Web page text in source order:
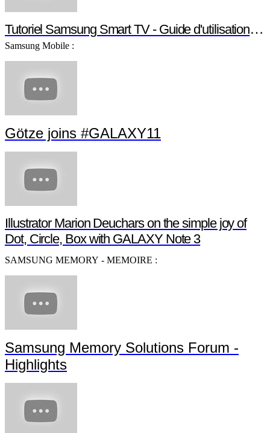
Tutoriel Samsung Smart TV - Guide d'utilisation
Samsung Mobile :
Götze joins #GALAXY11
Illustrator Marion Deuchars on the simple joy of
Dot, Circle, Box with GALAXY Note 3
SAMSUNG MEMORY - MEMOIRE :
Samsung Memory Solutions Forum -
Highlights